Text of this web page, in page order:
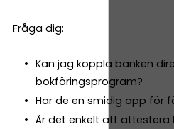
Fråga dig:
Kan jag koppla banken
bokföringsprogram?
Har de en smidig app för
Är det enkelt att